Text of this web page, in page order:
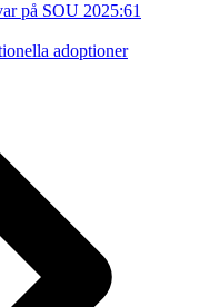
på SOU 2025:61
adoptioner